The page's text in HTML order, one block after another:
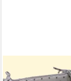
Brotkorb mit